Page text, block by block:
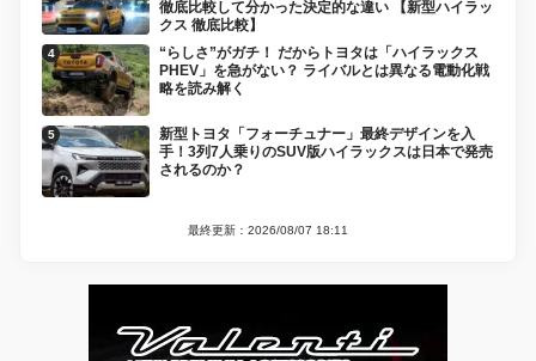
徹底比較して分かった決定的な違い 【新型ハイラッ
クス 徹底比較】
“らしさ”がガチ！ だからトヨタは「ハイラックス
PHEV」を急がない？ ライバルとは異なる電動化戦
略を読み解く
新型トヨタ「フォーチュナー」最終デザインを入
手！3列7人乗りのSUV版ハイラックスは日本で発売
されるのか？
最終更新：2026/08/07 18:11